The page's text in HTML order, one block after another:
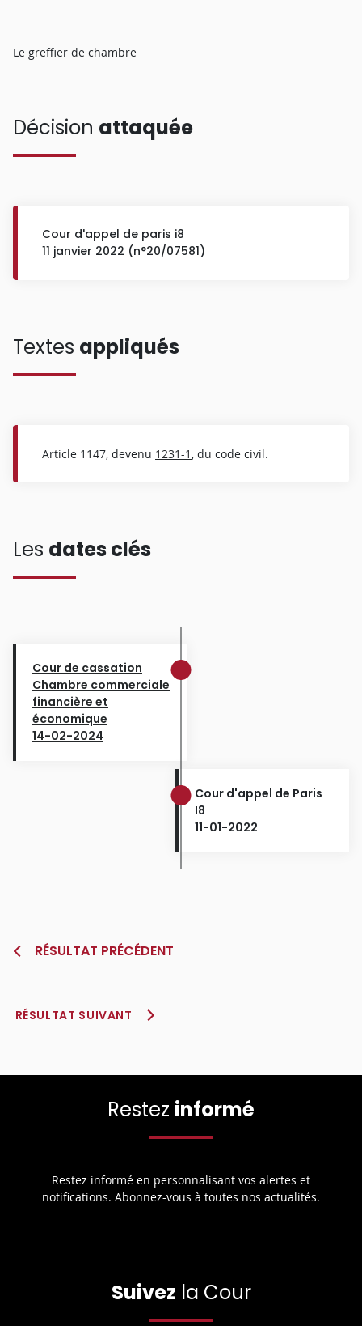
Le greffier de chambre
Décision attaquée
Cour d'appel de paris i8
11 janvier 2022 (n°20/07581)
Textes appliqués
Article 1147, devenu 1231-1 , du code civil.
Les dates clés
Cour de cassation
Chambre commerciale
financière et
économique
14-02-2024
Cour d'appel de Paris
I8
11-01-2022
RÉSULTAT PRÉCÉDENT
RÉSULTAT SUIVANT
Restez informé
Restez informé en personnalisant vos alertes et
notifications. Abonnez-vous à toutes nos actualités.
Suivez la Cour